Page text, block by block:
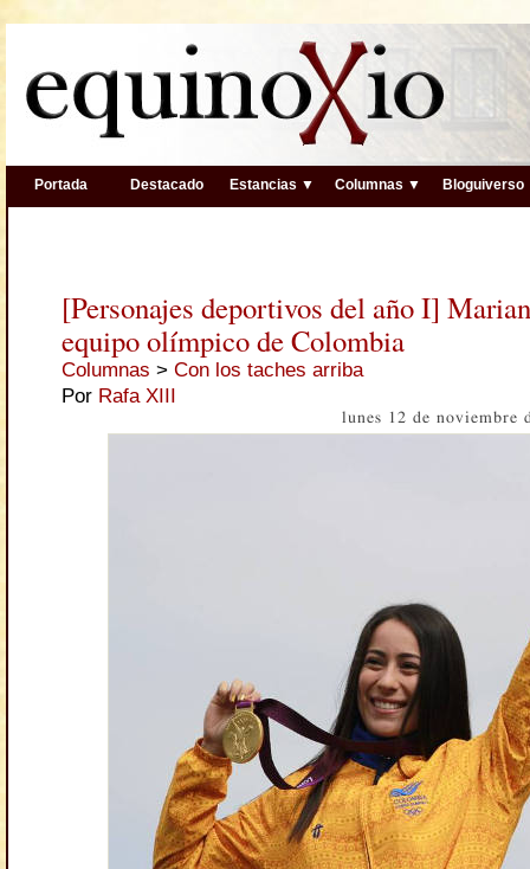
Portada Destacado Estancias ▼ Columnas ▼ Bloguiverso
[Personajes deportivos del año I]
equipo olímpico de Colombia
Columnas > Con los taches arriba
Por Rafa XIII
lunes 12 de noviembre